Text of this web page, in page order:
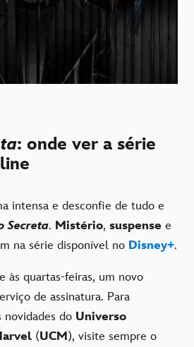
: onde ver a série
intensa e desconfie de tudo e
Secreta. Mistério, suspense e
na série disponível no Disney+.
às quartas-feiras, um novo
de assinatura. Para
novidades do Universo
(UCM), visite sempre o